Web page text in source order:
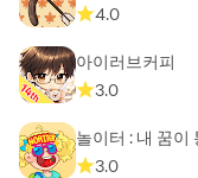
4.0
아이러브커피
3.0
놀이터 : 내 꿈이
3.0